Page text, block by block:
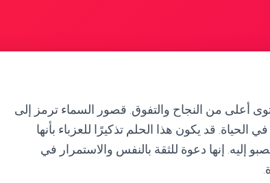
أعلى من النجاح والتفوق. قصور السماء ترمز إلى
قد يكون هذا الحلم تذكيرًا للعزباء بأنها
إليه. إنها دعوة للثقة بالنفس والاستمرار في